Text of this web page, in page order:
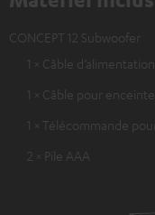
CONCEPT 12 Subwoofer
1 × Câble
1 × Câble pour
1 × Télécommande
2 × Pile AAA